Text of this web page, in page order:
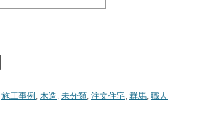
施工事例 , 木造, 未分類, 注文住宅, 群馬, 職人